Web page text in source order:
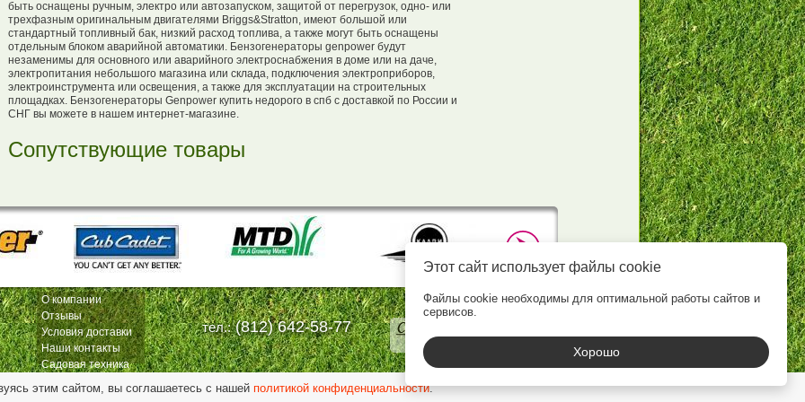
быть оснащены ручным, электро или автозапуском, защитой от перегрузок, одно- или
трехфазным оригинальным двигателями Briggs&Stratton, имеют большой или
стандартный топливный бак, низкий расход топлива, а также могут быть оснащены
отдельным блоком аварийной автоматики. Бензогенераторы genpower будут
незаменимы для основного или аварийного электроснабжения в доме или на даче,
электропитания небольшого магазина или склада, подключения электроприборов,
электроинструмента или освещения, а также для эксплуатации на строительных
площадках. Бензогенераторы Genpower купить недорого в спб с доставкой по России и
СНГ вы можете в нашем интернет-магазине.
Сопутствующие товары
О компании
Отзывы
Условия доставки
Наши контакты
Садовая техника
тел.:(812) 642-58-77
этим сайтом, вы соглашаетесь с нашей политикой конфиденциальности.
Этот сайт использует файлы cookie
Файлы cookie необходимы для оптимальной работы сайтов и
сервисов.
Хорошо